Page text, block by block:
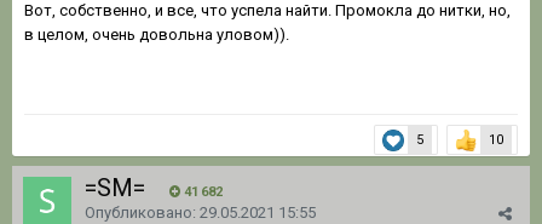
Вот, собственно, и все, что успела найти. Промокла до нитки, но,
в целом, очень довольна уловом)).
5 10
=SM= 41 682
Опубликовано: 29.05.2021 15:55